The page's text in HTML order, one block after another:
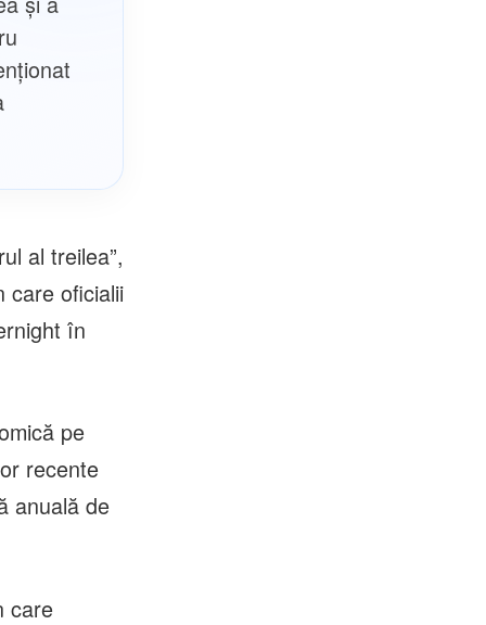
al treilea”,
care oficialii
în
pe
recente
anuală de
care